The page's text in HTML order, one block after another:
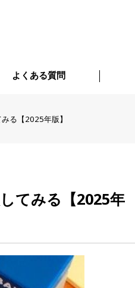
よくある質問
る【2025年版】
てみる【2025年